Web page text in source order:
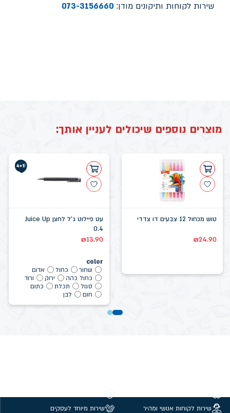
שירות לקוחות ותיקונים מודן: 073-3156660
מוצרים נוספים שיכולים לעניין אותך:
טוש מכחול 12 צבעים דו צדדי
₪24.90
עט פיילוט ג'ל לחצן Juice Up
0.4
₪13.90
color
שחור
כחול
אדום
כחול כהה
ירוק
ורוד
סגול
תכלת
כתום
חום
לבן
שירות לקוחות אנושי ומהיר
שירות מיוחד לעסקים